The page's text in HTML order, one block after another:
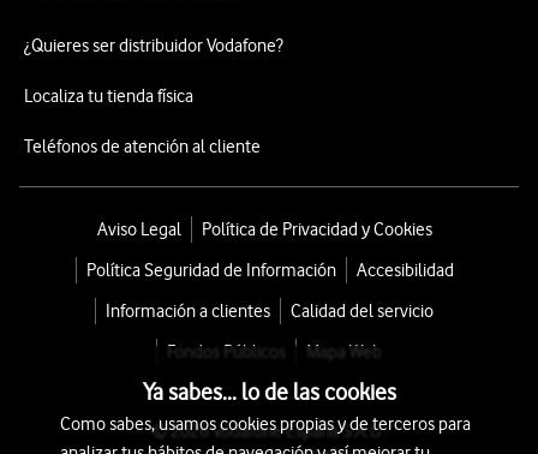
¿Quieres ser distribuidor Vodafone?
Localiza tu tienda física
Teléfonos de atención al cliente
Aviso Legal
Política de Privacidad y Cookies
Política Seguridad de Información
Accesibilidad
Información a clientes
Calidad del servicio
Fondos Públicos
Mapa Web
© 2026 Vodafone España S.A.U.
Ya sabes... lo de las cookies
Como sabes, usamos cookies propias y de terceros para